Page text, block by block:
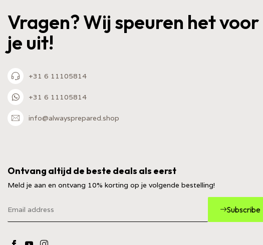
Vragen? Wij speuren het voor
je uit!
+31 6 11105814
+31 6 11105814
info@alwaysprepared.shop
Ontvang altijd de beste deals als eerst
Meld je aan en ontvang 10% korting op je volgende bestelling!
Subscribe